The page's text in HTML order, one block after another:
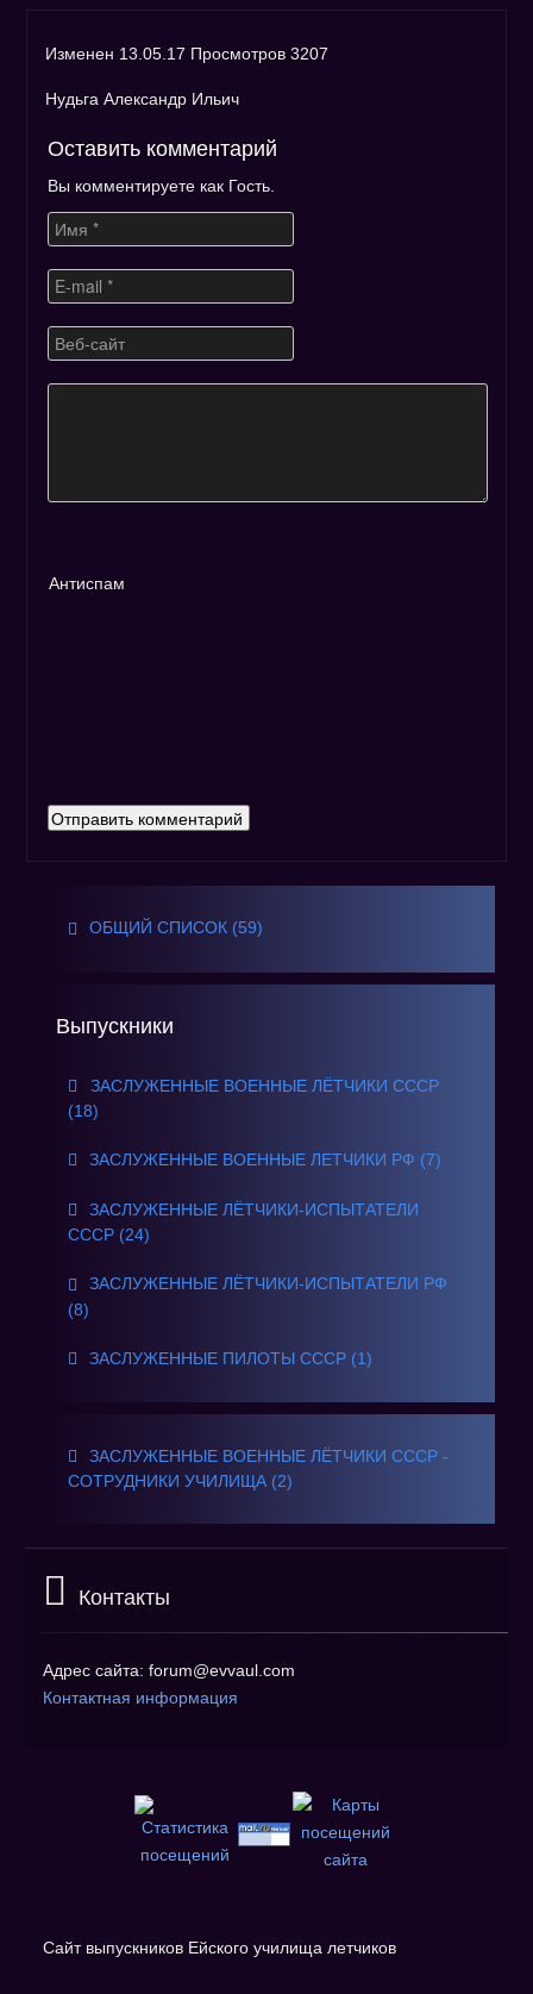
Изменен 13.05.17 Просмотров 3207
Нудьга Александр Ильич
Оставить комментарий
Вы комментируете как Гость.
Антиспам
ОБЩИЙ СПИСОК (59)
Выпускники
ЗАСЛУЖЕННЫЕ ВОЕННЫЕ ЛЁТЧИКИ СССР
(18)
ЗАСЛУЖЕННЫЕ ВОЕННЫЕ ЛЕТЧИКИ РФ (7)
ЗАСЛУЖЕННЫЕ ЛЁТЧИКИ-ИСПЫТАТЕЛИ
СССР (24)
ЗАСЛУЖЕННЫЕ ЛЁТЧИКИ-ИСПЫТАТЕЛИ РФ
(8)
ЗАСЛУЖЕННЫЕ ПИЛОТЫ СССР (1)
ЗАСЛУЖЕННЫЕ ВОЕННЫЕ ЛЁТЧИКИ СССР -
СОТРУДНИКИ УЧИЛИЩА (2)
Контакты
Адрес сайта: forum@evvaul.com
Контактная информация
Сайт выпускников Ейского училища летчиков